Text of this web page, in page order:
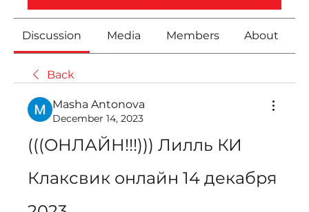
Discussion Media Members About
Back
Masha Antonova
December 14, 2023
(((ОНЛАЙН!!!))) Лилль КИ
Клаксвик онлайн 14 декабря